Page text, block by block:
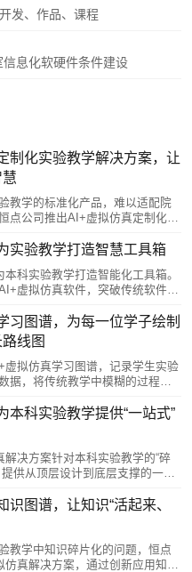
发、作品、课程
息化软硬件条件建设
制化实验教学解决方案，让
教学的标准化产品，难以适配院
点公司推出AI+虚拟仿真定制化服
受”到“主动创造”。该方案对接产
续进化与升级，真正实现“一校一
于教育本质。
实验教学打造智慧工具箱
科实验教学打造智能化工具箱。
虚拟仿真软件，突破传统软件
行智能比对与分析，建立个性化
视化学习报告，支持学生自我改
。其开放架构提供二次开发接口
师自主创建实验模块，对接现有
通。
习图谱，为每一位学子绘制
线图
虚拟仿真学习图谱，记录学生实验
据，将传统教学中模糊的过程转
径与拓展方向；同时为教师提供
持精准指导与策略调整。该技术
收者成长为主动管理者，实现从
性化成长”的转变。
本科实验教学提供“一站式”
决方案针对本科实验教学的“碎
供从顶层设计到底层支撑的一站
流程贯通；资源体系覆盖多学科
入，服务贯穿建设全周期。它赋
谱规划，为学生提供个性化沉浸
进化能力，确保实验教学与学科
地支撑院校教学改革的深化与创
识图谱，让知识“活起来、
教学中知识碎片化的问题，恒点
真解决方案，通过创新应用知识